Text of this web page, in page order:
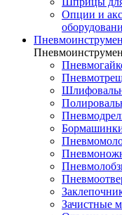
Опции и
Зачистные